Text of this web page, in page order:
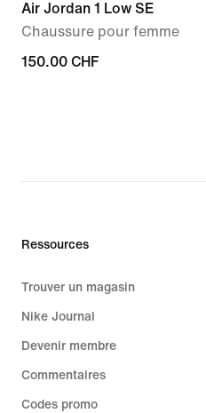
Air Jordan 1 Low SE
Chaussure pour femme
150.00 CHF
150.00 CHF
Ressources
Trouver un magasin
Nike Journal
Devenir membre
Commentaires
Codes promo